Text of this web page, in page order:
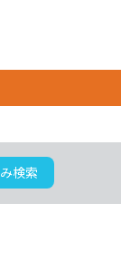
検索